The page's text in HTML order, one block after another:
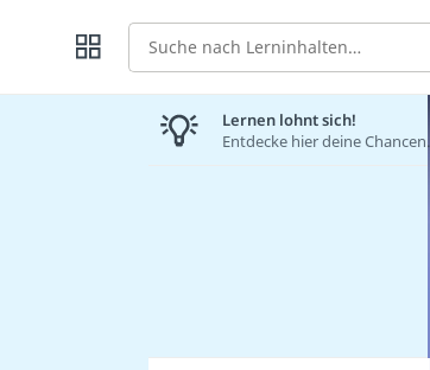
Suche
Lernen lohnt sich!
Entdecke hier deine Chancen.